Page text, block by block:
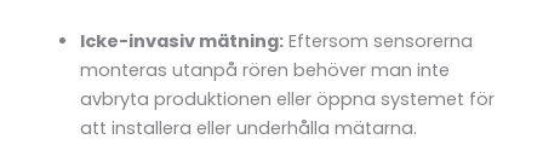
Icke-invasiv mätning: Eftersom sensorerna
monteras utanpå rören behöver man inte
avbryta produktionen eller öppna systemet för
att installera eller underhålla mätarna.